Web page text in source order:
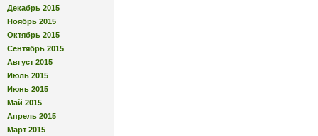
Декабрь 2015
Ноябрь 2015
Октябрь 2015
Сентябрь 2015
Август 2015
Июль 2015
Июнь 2015
Май 2015
Апрель 2015
Март 2015